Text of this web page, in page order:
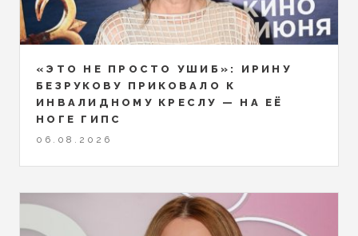
«ЭТО НЕ ПРОСТО УШИБ»: ИРИНУ
БЕЗРУКОВУ ПРИКОВАЛО К
ИНВАЛИДНОМУ КРЕСЛУ — НА ЕЁ
НОГЕ ГИПС
06.08.2026